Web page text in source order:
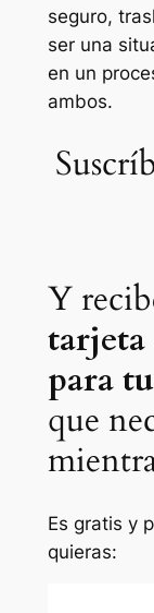
seguro,
ser una
en un
ambos.
Y
tarjeta
para
que
Es gratis y
quieras: